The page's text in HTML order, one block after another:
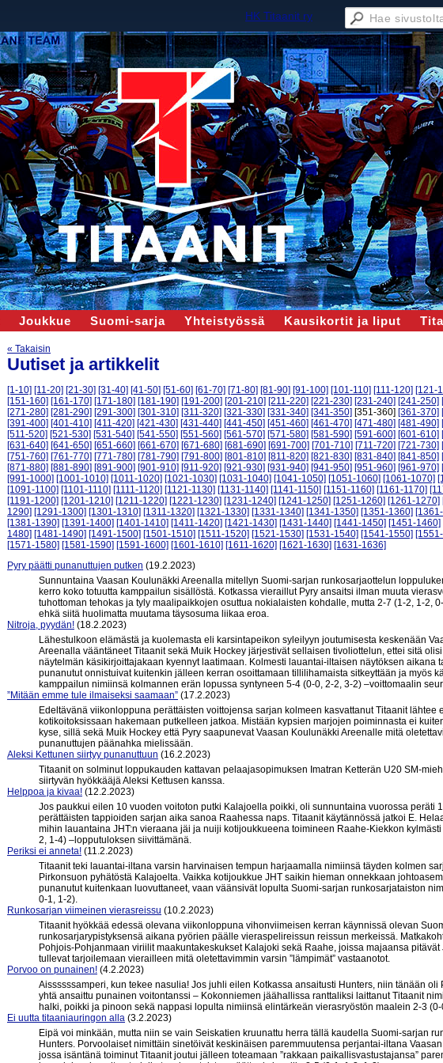
HK Titaanit ry
Joukkue Suomi-sarja Yhteistyössä Kausikortit ja liput
« Takaisin
Uutiset ja artikkelit
[1-10] [11-20] [21-30] [31-40] [41-50] [51-60] [61-70] [71-80] [81-90] [91-100] [101-110] [111-120] [121-
[151-160] [161-170] [171-180] [181-190] [191-200] [201-210] [211-220] [221-230] [231-240] [241-250]
[271-280] [281-290] [291-300] [301-310] [311-320] [321-330] [331-340] [341-350] [351-360] [361-370]
[391-400] [401-410] [411-420] [421-430] [431-440] [441-450] [451-460] [461-470] [471-480] [481-490]
[511-520] [521-530] [531-540] [541-550] [551-560] [561-570] [571-580] [581-590] [591-600] [601-610]
[631-640] [641-650] [651-660] [661-670] [671-680] [681-690] [691-700] [701-710] [711-720] [721-730]
[751-760] [761-770] [771-780] [781-790] [791-800] [801-810] [811-820] [821-830] [831-840] [841-850]
[871-880] [881-890] [891-900] [901-910] [911-920] [921-930] [931-940] [941-950] [951-960] [961-970]
[991-1000] [1001-1010] [1011-1020] [1021-1030] [1031-1040] [1041-1050] [1051-1060] [1061-1070]
[1091-1100] [1101-1110] [1111-1120] [1121-1130] [1131-1140] [1141-1150] [1151-1160] [1161-1170]
[1191-1200] [1201-1210] [1211-1220] [1221-1230] [1231-1240] [1241-1250] [1251-1260] [1261-1270]
1290] [1291-1300] [1301-1310] [1311-1320] [1321-1330] [1331-1340] [1341-1350] [1351-1360]
[1381-1390] [1391-1400] [1401-1410] [1411-1420] [1421-1430] [1431-1440] [1441-1450] [1451-1460]
1480] [1481-1490] [1491-1500] [1501-1510] [1511-1520] [1521-1530] [1531-1540] [1541-1550]
[1571-1580] [1581-1590] [1591-1600] [1601-1610] [1611-1620] [1621-1630] [1631-1636]
Pyry päätti punanuttujen putken (19.2.2023)
Sunnuntaina Vaasan Koulunäkki Areenalla mitellyn Suomi-sarjan runkosarjaottelun
kerro koko totuutta kamppailun sisällöstä. Kotkassa vieraillut Pyry ansaitsi ilman muuta
tuhottoman tehokas ja tyly maalipaikkojen osuttua nokialaisten kohdalle, mutta 2-7 (1-2, 1-2,
ehkä siitä huolimatta muutama täysosuma liikaa eroa.
Nitroja, pyydän! (18.2.2023)
Lähestulkoon elämästä ja kuolemasta eli karsintapeikon syleilyyn joutumisesta keskenään
Areenalla vääntäneet Titaanit sekä Muik Hockey järjestivät sellaisen tivoliottelun, ettei sitä
näytelmän käsikirjoittajakaan kyennyt laatimaan. Kolmesti lauantai-iltaisen näytöksen aikana
punanutut onnistuivat kuitenkin jälleen kerran osoittamaan tillilihamaista sitkeyttään ja myös
kamppailun nimiinsä kolmannen erän lopussa syntyneen 5-4 (0-0, 2-2, 3-2) –voittomaalin
”Mitään emme tule ilmaiseksi saamaan” (17.2.2023)
Edeltävänä viikonloppuna perättäisten voittojensa sarjan kolmeen kasvattanut Titaanit lähtee
kotikoitoksissaan hakemaan putkelleen jatkoa. Mistään kypsien marjojen poiminnasta ei
kyse, sillä sekä Muik Hockey että Pyry saapunevat Vaasan Koulunäkki Areenalle mitä
punanuttujen päänahka mielissään.
Aleksi Kettunen siirtyy punanuttuun (16.2.2023)
Titaanit on solminut loppukauden kattavan pelaajasopimuksen Imatran Ketterän U20 SM-
siirtyvän hyökkääjä Aleksi Kettusen kanssa.
Helppoa ja kivaa! (12.2.2023)
Jos paukkui eilen 10 vuoden voitoton putki Kalajoella poikki, oli sunnuntaina vuorossa peräti
perättäisten tappioiden sarjan aika sanoa Raahessa naps. Titaanit käytännössä jatkoi E.
mihin lauantaina JHT:n vieraana jäi ja nuiji kotijoukkueena toimineen Raahe-Kiekkon
2, 1-4) –lopputuloksen siivittämänä.
Periksi ei anneta! (11.2.2023)
Titaanit teki lauantai-iltana varsin harvinaisen tempun harjaamalla nimiinsä täyden kolmen
Pirkonsuon pyhätöstä Kalajoelta. Vaikka kotijoukkue JHT saikin hieman onnekkaan
punanutut kuitenkaan luovuttaneet, vaan väänsivät lopulta Suomi-sarjan runkosarjataiston
0-1, 1-2).
Runkosarjan viimeinen vierasreissu (10.2.2023)
Titaanit hyökkää edessä olevana viikonloppuna vihonviimeisen kerran käynnissä olevan
runkosarjarypistyksensä aikana pyörien päälle vieraspelireissun reissun merkeissä.
Pohjois-Pohjanmaan viriilit maakuntakeskukset Kalajoki sekä Raahe, joissa majaansa
tullevat tarjoilemaan vierailleen mitä oletettavimmin varsin ”lämpimät” vastaanotot.
Porvoo on punainen! (4.2.2023)
Aissssssamperi, kun tekee nasulia! Jos juhli eilen Kotkassa ansaitusti Hunters, niin tänään oli
yhtä ansaittu punainen voitontanssi – Kokonniemen jäähallissa ranttaliksi laittanut Titaanit
halki, poikki ja pinoon sekä nappasi lopulta nimiinsä elintärkeän vierasryöstön maalein 2-3 (0-
Ei uutta titaaniauringon alla (3.2.2023)
Eipä voi minkään, mutta niin se vain Seiskatien kruunattu herra tällä kaudella Suomi-sarjan
Hunters. Porvoolaiset nimittäin sinetöivät keskinäisen paremmuutensa perjantai-iltana
jossa isäntänä toiminut Titaanit joutui jälleen toteamaan ”rakkaan paikallisvastustajansa”